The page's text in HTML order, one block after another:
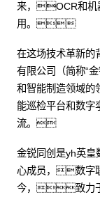
来，OCR和机
用。
在这场技术革新
有限公司（简称“
和智能制造领域
能巡检平台和数
流。
金锐同创是yh英皇
心成员，数字
今，致力于